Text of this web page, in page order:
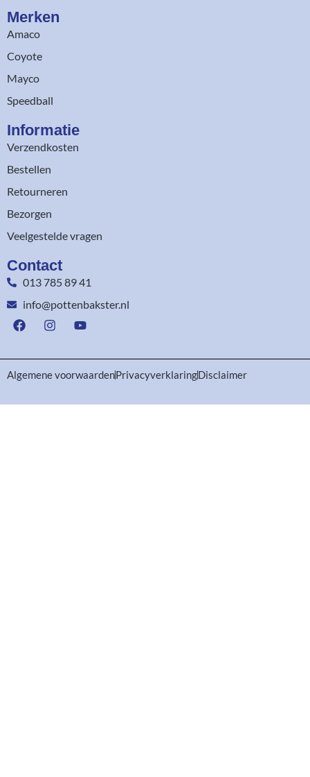
Merken
Amaco
Coyote
Mayco
Speedball
Informatie
Verzendkosten
Bestellen
Retourneren
Bezorgen
Veelgestelde vragen
Contact
013 785 89 41
info@pottenbakster.nl
Algemene voorwaardenPrivacyverklaringDisclaimer